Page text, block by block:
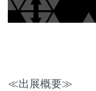
≪出展概要≫